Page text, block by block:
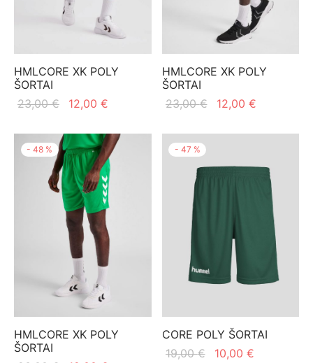
HMLCORE XK POLY
ŠORTAI
23,00€
Original
was:
23,00 €.
12,00 €
12,00 €.
HMLCORE XK POLY
ŠORTAI
23,00€
Original
was:
12,00 €
12,00 €.
- 48 %
HMLCORE XK POLY
ŠORTAI
- 47 %
CORE POLY ŠORTAI
19,00€
Original
10,00 €